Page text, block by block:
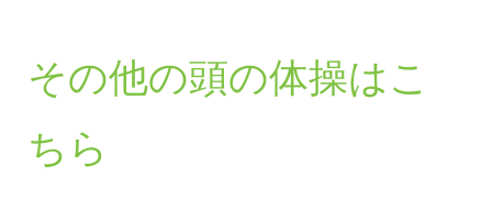
その他の頭の体操はこ
ちら